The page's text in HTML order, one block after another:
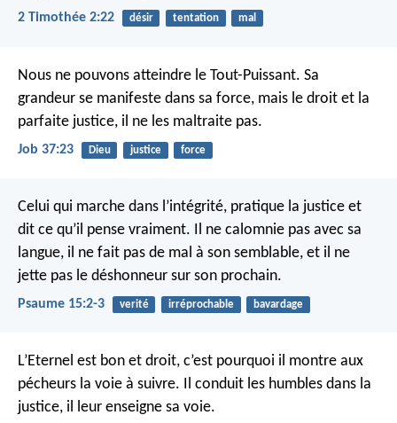
2 Timothée 2:22 désir tentation mal
Nous ne pouvons atteindre le Tout-Puissant. Sa
grandeur se manifeste dans sa force, mais le droit et la
parfaite justice, il ne les maltraite pas.
Job 37:23 Dieu justice force
Celui qui marche dans l’intégrité, pratique la justice et
dit ce qu’il pense vraiment. Il ne calomnie pas avec sa
langue, il ne fait pas de mal à son semblable, et il ne
jette pas le déshonneur sur son prochain.
Psaume 15:2-3 verité irréprochable bavardage
L’Eternel est bon et droit, c’est pourquoi il montre aux
pécheurs la voie à suivre. Il conduit les humbles dans la
justice, il leur enseigne sa voie.